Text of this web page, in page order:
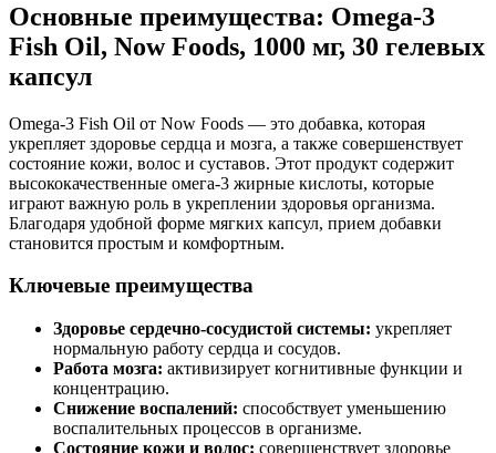
Основные преимущества: Omega-3
Fish Oil, Now Foods, 1000 мг, 30 гелевых
капсул
Omega-3 Fish Oil от Now Foods — это добавка, которая
укрепляет здоровье сердца и мозга, а также совершенствует
состояние кожи, волос и суставов. Этот продукт содержит
высококачественные омега-3 жирные кислоты, которые
играют важную роль в укреплении здоровья организма.
Благодаря удобной форме мягких капсул, прием добавки
становится простым и комфортным.
Ключевые преимущества
Здоровье сердечно-сосудистой системы: укрепляет
нормальную работу сердца и сосудов.
Работа мозга: активизирует когнитивные функции и
концентрацию.
Снижение воспалений: способствует уменьшению
воспалительных процессов в организме.
Состояние кожи и волос: совершенствует здоровье